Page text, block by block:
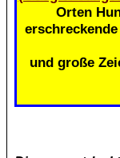
Orten
und große